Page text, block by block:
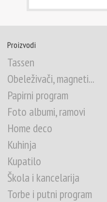
Proizvodi
Tassen
Obeleživači, magneti...
Papirni program
Foto albumi, ramovi
Home deco
Kuhinja
Kupatilo
Škola i kancelarija
Torbe i putni program